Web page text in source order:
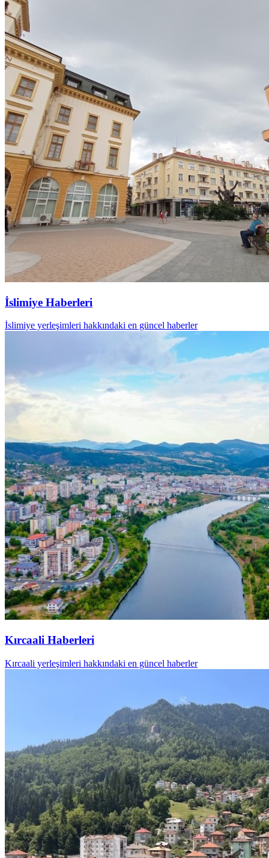
İslimiye Haberleri
İslimiye yerleşimleri hakkındaki en güncel haberler
Kırcaali Haberleri
Kırcaali yerleşimleri hakkındaki en güncel haberler